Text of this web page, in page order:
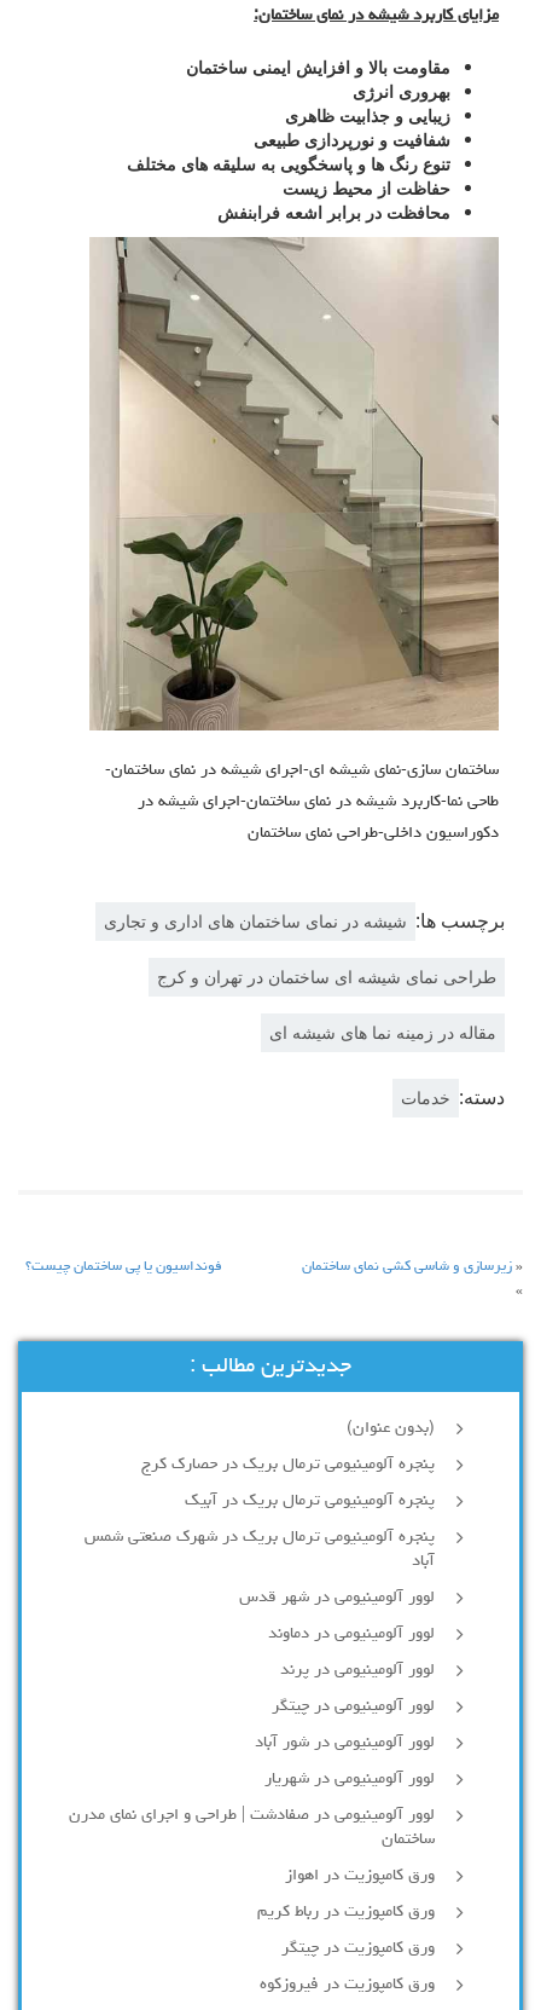
مزایای کاربرد شیشه در نمای ساختمان:
مقاومت بالا و افزایش ایمنی ساختمان
بهروری انرژی
زیبایی و جذابیت ظاهری
شفافیت و نورپردازی طبیعی
تنوع رنگ ها و پاسخگویی به سلیقه های مختلف
حفاظت از محیط زیست
محافظت در برابر اشعه فرابنفش
ساختمان سازی-نمای شیشه ای-اجرای شیشه در نمای ساختمان-
طاحی نما-کاربرد شیشه در نمای ساختمان-اجرای شیشه در
دکوراسیون داخلی-طراحی نمای ساختمان
برچسب ها: شیشه در نمای ساختمان های اداری و تجاری
طراحی نمای شیشه ای ساختمان در تهران و کرج
مقاله در زمینه نما های شیشه ای
دسته: خدمات
« زیرسازی و شاسی کشی نمای ساختمان
فونداسیون یا پی ساختمان چیست؟
»
جدیدترین مطالب :
(بدون عنوان)
پنجره آلومینیومی ترمال بریک در حصارک کرج
پنجره آلومینیومی ترمال بریک در آبیک
پنجره آلومینیومی ترمال بریک در شهرک صنعتی شمس
آباد
لوور آلومینیومی در شهر قدس
لوور آلومینیومی در دماوند
لوور آلومینیومی در پرند
لوور آلومینیومی در چیتگر
لوور آلومینیومی در شور آباد
لوور آلومينيومي در شهريار
لوور آلومینیومی در صفادشت | طراحی و اجرای نمای مدرن
ساختمان
ورق کامپوزیت در اهواز
ورق کامپوزیت در رباط کریم
ورق کامپوزیت در چیتگر
ورق کامپوزیت در فیروزکوه